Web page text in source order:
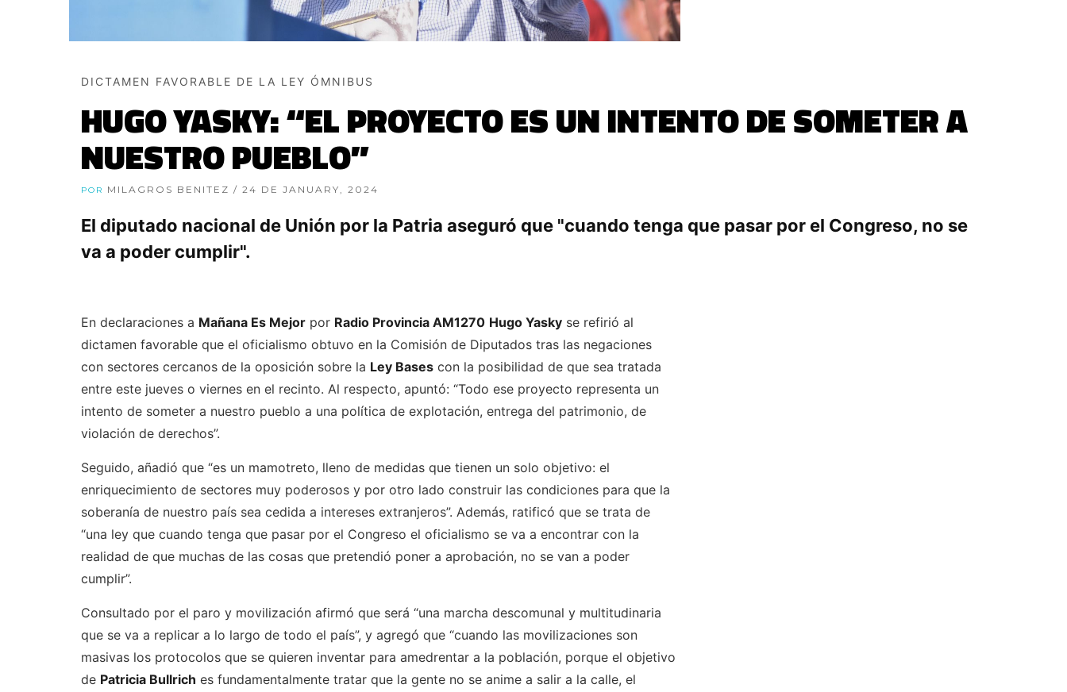
DICTAMEN FAVORABLE DE LA LEY ÓMNIBUS
HUGO YASKY: “EL PROYECTO ES UN INTENTO DE SOMETER A
NUESTRO PUEBLO”
POR MILAGROS BENITEZ / 24 DE JANUARY, 2024
El diputado nacional de Unión por la Patria aseguró que "cuando tenga que pasar por el Congreso, no se
va a poder cumplir".
En declaraciones a Mañana Es Mejor por Radio Provincia AM1270 Hugo Yasky se refirió al
dictamen favorable que el oficialismo obtuvo en la Comisión de Diputados tras las negaciones
con sectores cercanos de la oposición sobre la Ley Bases con la posibilidad de que sea tratada
entre este jueves o viernes en el recinto. Al respecto, apuntó: “Todo ese proyecto representa un
intento de someter a nuestro pueblo a una política de explotación, entrega del patrimonio, de
violación de derechos”.
Seguido, añadió que “es un mamotreto, lleno de medidas que tienen un solo objetivo: el
enriquecimiento de sectores muy poderosos y por otro lado construir las condiciones para que la
soberanía de nuestro país sea cedida a intereses extranjeros”. Además, ratificó que se trata de
“una ley que cuando tenga que pasar por el Congreso el oficialismo se va a encontrar con la
realidad de que muchas de las cosas que pretendió poner a aprobación, no se van a poder
cumplir”.
Consultado por el paro y movilización afirmó que será “una marcha descomunal y multitudinaria
que se va a replicar a lo largo de todo el país”, y agregó que “cuando las movilizaciones son
masivas los protocolos que se quieren inventar para amedrentar a la población, porque el objetivo
de Patricia Bullrich es fundamentalmente tratar que la gente no se anime a salir a la calle, el